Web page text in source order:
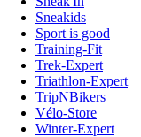
Sneakids
Sport is good
Training-Fit
Trek-Expert
Triathlon-Expert
TripNBikers
Vélo-Store
Winter-Expert